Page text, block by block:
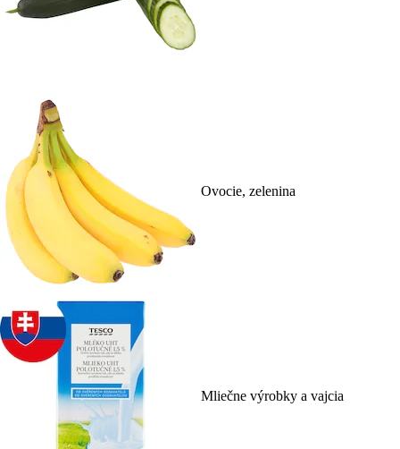
Ovocie, zelenina
Mliečne výrobky a vajcia